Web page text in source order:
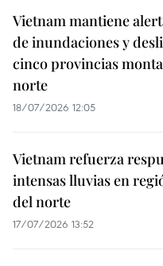
Vietnam mantiene
de inundaciones y
cinco provincias
norte
18/07/2026 12:05
Vietnam refuerza
intensas lluvias en
del norte
17/07/2026 13:52